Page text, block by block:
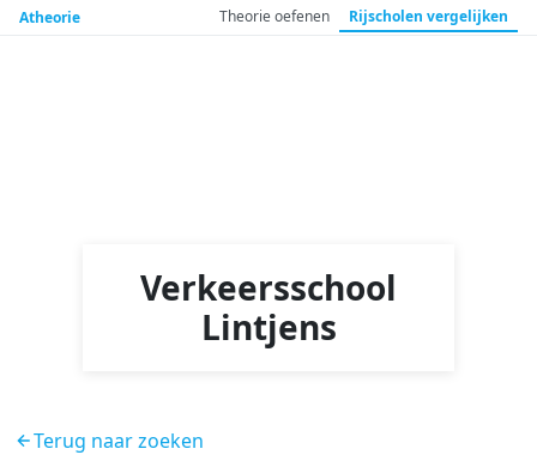
Atheorie Theorieoefenen Rijscholen vergelijken
Verkeersschool
Lintjens
Terug naar zoeken